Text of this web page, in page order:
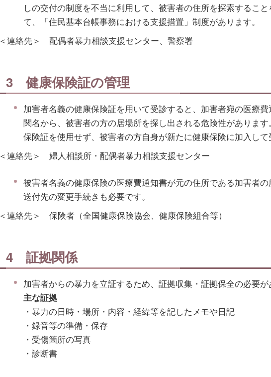
しの交付の制度を不当に利用して、被害者の住所を探索するこ
て、「住民基本台帳事務における支援措置」制度があります。
＜連絡先＞ 配偶者暴力相談支援センター、警察署
3 健康保険証の管理
加害者名義の健康保険証を用いて受診すると、加害者宛の医療
関名から、被害者の方の居場所を探し出される危険性がありま
保険証を使用せず、被害者の方自身が新たに健康保険に加入して
＜連絡先＞ 婦人相談所・配偶者暴力相談支援センター
被害者名義の健康保険の医療費通知書が元の住所である加害者の
送付先の変更手続きも必要です。
＜連絡先＞ 保険者（全国健康保険協会、健康保険組合等）
4 証拠関係
加害者からの暴力を立証するため、証拠収集・証拠保全の必要が
主な証拠
・暴力の日時・場所・内容・経緯等を記したメモや日記
・録音等の準備・保存
・受傷箇所の写真
・診断書